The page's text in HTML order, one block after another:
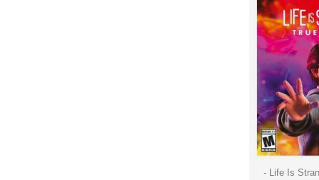
بازی Life Is Strange: True Colors -